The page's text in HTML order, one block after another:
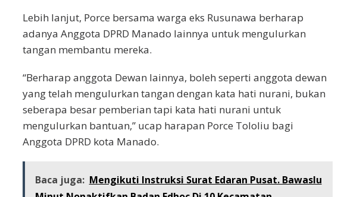
Lebih lanjut, Porce bersama warga eks Rusunawa berharap
adanya Anggota DPRD Manado lainnya untuk mengulurkan
tangan membantu mereka.
“Berharap anggota Dewan lainnya, boleh seperti anggota dewan
yang telah mengulurkan tangan dengan kata hati nurani, bukan
seberapa besar pemberian tapi kata hati nurani untuk
mengulurkan bantuan,” ucap harapan Porce Tololiu bagi
Anggota DPRD kota Manado.
Baca juga: Mengikuti Instruksi Surat Edaran Pusat. Bawaslu